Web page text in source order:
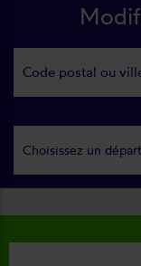
Choisissez un